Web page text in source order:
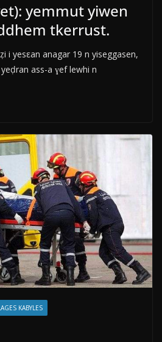
yemmut yiwen
tkerrust.
i yesεan anagar 19 n yiseggasen,
ass-a ɣef lewhi n
KABYLES